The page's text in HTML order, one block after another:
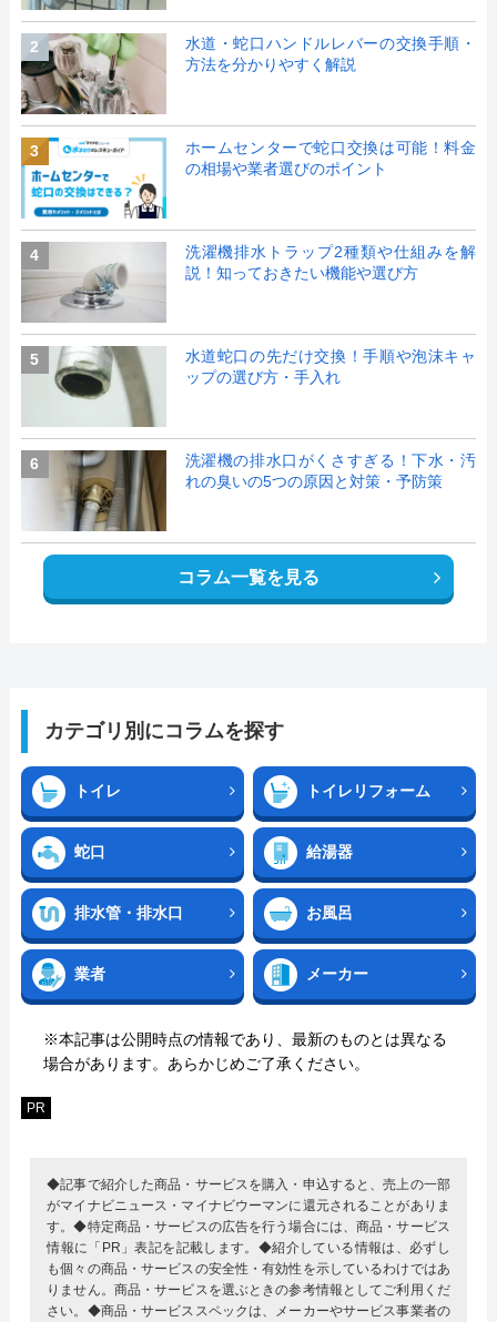
2
水道・蛇口ハンドルレバーの交換手順・
方法を分かりやすく解説
3
ホームセンターで蛇口交換は可能！料金
の相場や業者選びのポイント
4
洗濯機排水トラップ2種類や仕組みを解
説！知っておきたい機能や選び方
5
水道蛇口の先だけ交換！手順や泡沫キャ
ップの選び方・手入れ
6
洗濯機の排水口がくさすぎる！下水・汚
れの臭いの5つの原因と対策・予防策
コラム一覧を見る
カテゴリ別にコラムを探す
トイレ トイレリフォーム
蛇口 給湯器
排水管・排水口 お風呂
業者 メーカー
※本記事は公開時点の情報であり、最新のものとは異なる
場合があります。あらかじめご了承ください。
PR
◆記事で紹介した商品・サービスを購入・申込すると、売上の一部
がマイナビニュース・マイナビウーマンに還元されることがありま
す。◆特定商品・サービスの広告を行う場合には、商品・サービス
情報に「PR」表記を記載します。◆紹介している情報は、必ずし
も個々の商品・サービスの安全性・有効性を示しているわけではあ
りません。商品・サービスを選ぶときの参考情報としてご利用くだ
さい。◆商品・サービススペックは、メーカーやサービス事業者の